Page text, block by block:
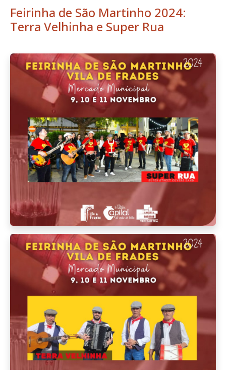
Feirinha de São Martinho 2024:
Terra Velhinha e Super Rua